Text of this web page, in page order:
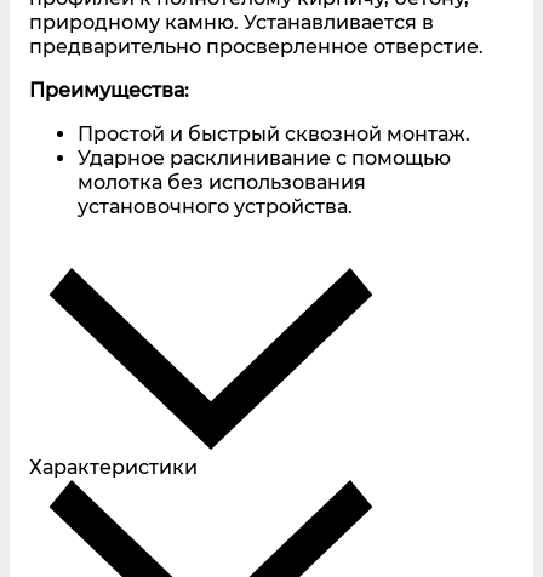
природному камню. Устанавливается в
предварительно просверленное отверстие.
Преимущества:
Простой и быстрый сквозной монтаж.
Ударное расклинивание с помощью
молотка без использования
установочного устройства.
Характеристики